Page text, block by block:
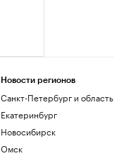
Новости регионов
Санкт-Петербург и область
Екатеринбург
Новосибирск
Омск